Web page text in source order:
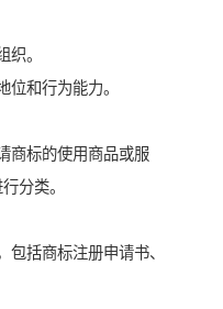
。
和行为能力。
商标的使用商品或服
分类。
括商标注册申请书、